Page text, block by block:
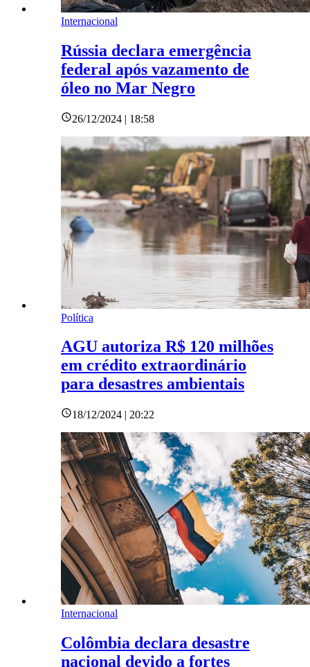
Internacional
Rússia declara emergência
federal após vazamento de
óleo no Mar Negro
26/12/2024 | 18:58
Política
AGU autoriza R$ 120 milhões
em crédito extraordinário
para desastres ambientais
18/12/2024 | 20:22
Internacional
Colômbia declara desastre
nacional devido a fortes